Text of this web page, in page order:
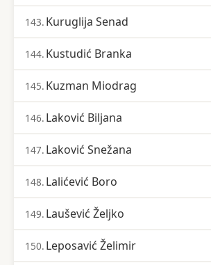
143. Kuruglija Senad
144. Kustudić Branka
145. Kuzman Miodrag
146. Laković Biljana
147. Laković Snežana
148. Lalićević Boro
149. Laušević Željko
150. Leposavić Želimir